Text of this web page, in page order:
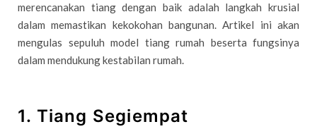
merencanakan tiang dengan baik adalah langkah krusial
dalam memastikan kekokohan bangunan. Artikel ini akan
mengulas sepuluh model tiang rumah beserta fungsinya
dalam mendukung kestabilan rumah.
1. Tiang Segiempat